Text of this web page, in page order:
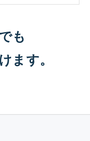
も
ます。